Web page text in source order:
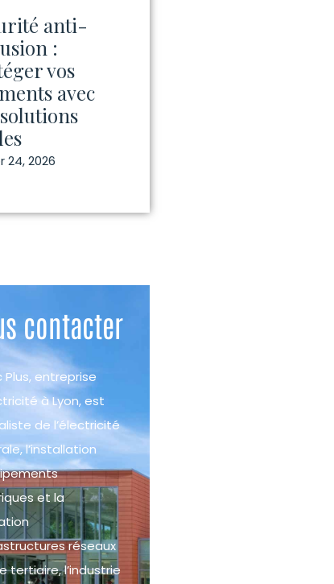
anti-
:
vos
avec
24, 2026
contacter
Plus, entreprise
à Lyon, est
de l’électricité
l’installation
et la
réseaux
tertiaire, l’industrie